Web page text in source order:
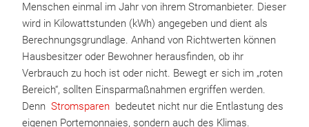
Menschen einmal im Jahr von ihrem Stromanbieter. Dieser
wird in Kilowattstunden (kWh) angegeben und dient als
Berechnungsgrundlage. Anhand von Richtwerten können
Hausbesitzer oder Bewohner herausfinden, ob ihr
Verbrauch zu hoch ist oder nicht. Bewegt er sich im „roten
Bereich“, sollten Einsparmaßnahmen ergriffen werden.
Denn Stromsparen bedeutet nicht nur die Entlastung des
eigenen Portemonnaies, sondern auch des Klimas.